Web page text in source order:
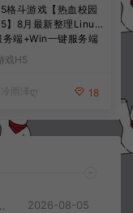
格斗游戏【热血校园
】8月最新整理Linux
务端+Win一键服务端
玩+简易安卓客户端
建教程
戏H5
冷雨泽ღ 18
授权后台+全资源安卓+详细搭建教程+视频教程 2026-08-05